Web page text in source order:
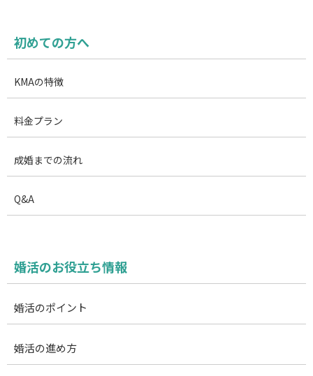
初めての方へ
KMAの特徴
料金プラン
成婚までの流れ
Q&A
婚活のお役立ち情報
婚活のポイント
婚活の進め方